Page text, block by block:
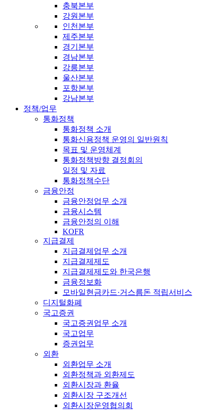
충북본부
강원본부
인천본부
제주본부
경기본부
경남본부
강릉본부
울산본부
포항본부
강남본부
정책/업무
통화정책
통화정책 소개
통화신용정책 운영의 일반원칙
목표 및 운영체계
통화정책방향 결정회의
일정 및 자료
통화정책수단
금융안정
금융안정업무 소개
금융시스템
금융안정의 이해
KOFR
지급결제
지급결제업무 소개
지급결제제도
지급결제제도와 한국은행
금융정보화
모바일현금카드·거스름돈 적립서비스
디지털화폐
국고증권
국고증권업무 소개
국고업무
증권업무
외환
외환업무 소개
외환정책과 외환제도
외환시장과 환율
외환시장 구조개선
외환시장운영협의회